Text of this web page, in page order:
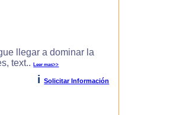
llegar a dominar la
text..Leer mas>>
i Solicitar Información